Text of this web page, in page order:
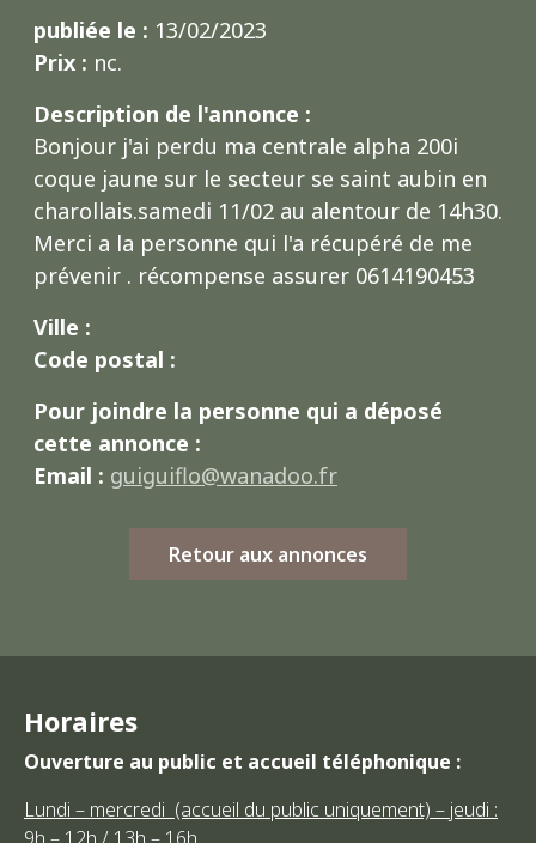
publiée le : 13/02/2023
Prix : nc.
Description de l'annonce :
Bonjour j'ai perdu ma centrale alpha 200i
coque jaune sur le secteur se saint aubin en
charollais.samedi 11/02 au alentour de 14h30.
Merci a la personne qui l'a récupéré de me
prévenir . récompense assurer 0614190453
Ville :
Code postal :
Pour joindre la personne qui a déposé
cette annonce :
Email : guiguiflo@wanadoo.fr
Retour aux annonces
Horaires
Ouverture au public et accueil téléphonique :
Lundi – mercredi (accueil du public uniquement) – jeudi :